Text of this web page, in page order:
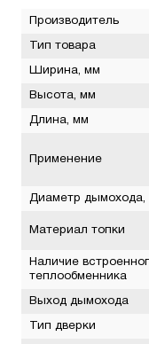
Производитель
Тип товара
Ширина, мм
Высота, мм
Длина, мм
Применение
Диаметр дымохода,
Материал топки
Наличие
теплообменника
Выход дымохода
Тип дверки